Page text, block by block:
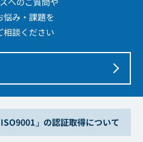
悩み・課題を
相談ください
」の認証取得について